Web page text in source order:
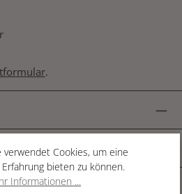
.
verwendet Cookies, um eine
bieten zu können.
Informationen ...